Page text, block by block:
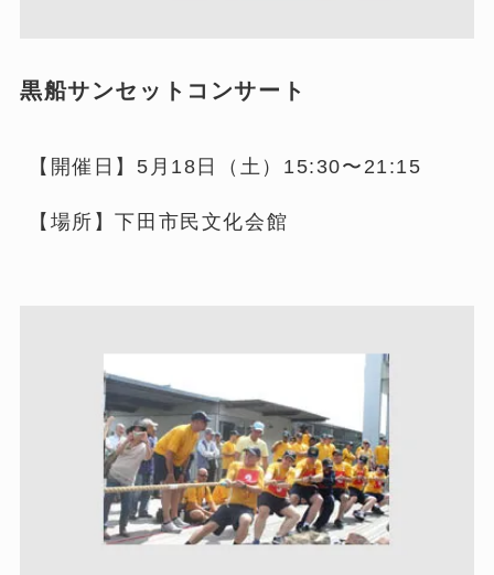
黒船サンセットコンサート
【開催日】5月18日（土）15:30〜21:15
​【場所】下田市民文化会館